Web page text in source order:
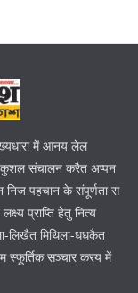
में आनय लेल
कुशल संचालन करैत अप्पन
निज पहचान के संपूर्णता स
प्राप्ति हेतु नित्य
लिखैत मिथिला-धधकैत
स्फूर्तिक सञ्चार करय में